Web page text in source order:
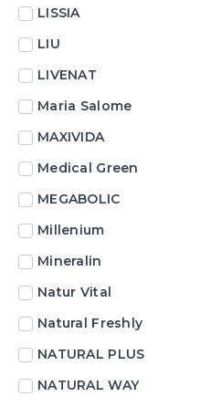
LISSIA
LIU
LIVENAT
Maria Salome
MAXIVIDA
Medical Green
MEGABOLIC
Millenium
Mineralin
Natur Vital
Natural Freshly
NATURAL PLUS
NATURAL WAY